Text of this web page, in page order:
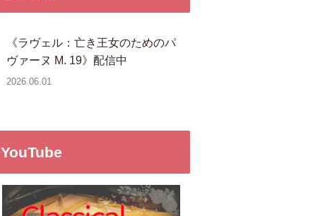
《ラヴェル：亡き王女のためのパ
ヴァーヌ M. 19》配信中
2026.06.01
YouTube